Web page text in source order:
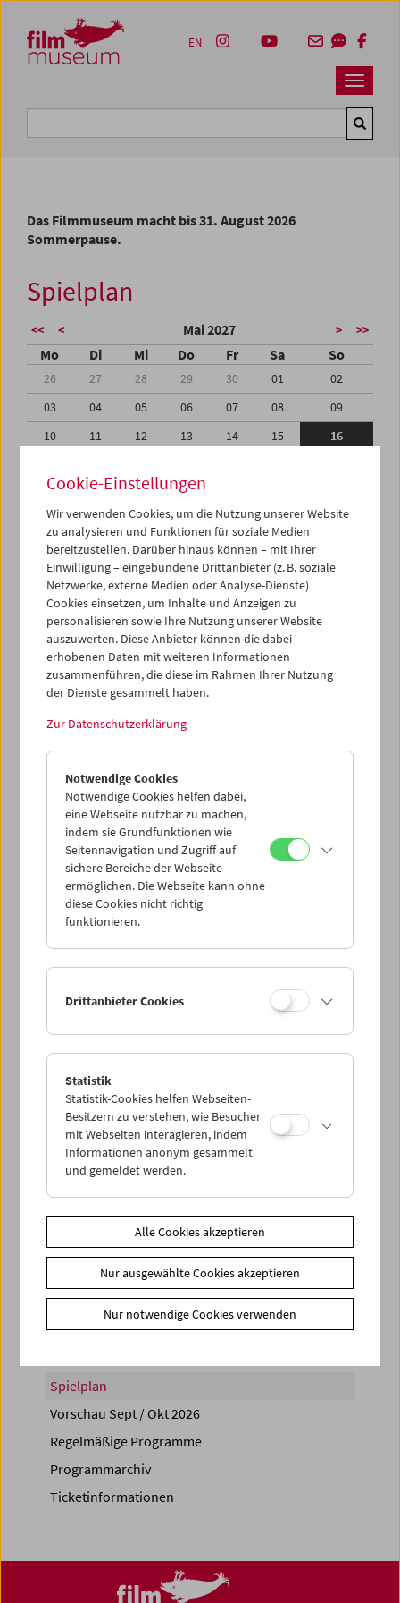
Zum Inhalt
Zum Hauptmenü
Zur Servicenavigation
Zum Suche
Navbar
EN
Das Filmmuseum macht bis 31. August 2026
Sommerpause.
Spielplan
<< < Mai 2027 > >>
Mo Di Mi Do Fr Sa So
26 27 28 29 30 01
02
03
04 05 06 07 08
09
10
11 12 13 14 15
16
24
25 26 27
31
01 02 03 04 05 06
iCalender
Programmheft-PDF
English language or subtitles
< Vorherige Woche
Mo 10.5.
Di 11.5.
Mi 12.5.
Do 13.5.
So 16.5.
PROGRAMM ÜBERBLICK
Spielplan
Vorschau Sept / Okt 2026
Regelmäßige Programme
Programmarchiv
Ticketinformationen
Cookie-Einstellungen
Wir verwenden Cookies, um die Nutzung unserer Website
zu analysieren und Funktionen für soziale Medien
bereitzustellen. Darüber hinaus können – mit Ihrer
Einwilligung – eingebundene Drittanbieter (z. B. soziale
Netzwerke, externe Medien oder Analyse-Dienste)
Cookies einsetzen, um Inhalte und Anzeigen zu
personalisieren sowie Ihre Nutzung unserer Website
auszuwerten. Diese Anbieter können die dabei
erhobenen Daten mit weiteren Informationen
zusammenführen, die diese im Rahmen Ihrer Nutzung
der Dienste gesammelt haben.
Zur Datenschutzerklärung
Notwendige Cookies
Notwendige Cookies helfen dabei,
eine Webseite nutzbar zu machen,
indem sie Grundfunktionen wie
Seitennavigation und Zugriff auf
sichere Bereiche der Webseite
ermöglichen. Die Webseite kann ohne
diese Cookies nicht richtig
funktionieren.
Drittanbieter Cookies
Statistik
Statistik-Cookies helfen Webseiten-
Besitzern zu verstehen, wie Besucher
mit Webseiten interagieren, indem
Informationen anonym gesammelt
und gemeldet werden.
Alle Cookies akzeptieren
Nur ausgewählte Cookies akzeptieren
Nur notwendige Cookies verwenden